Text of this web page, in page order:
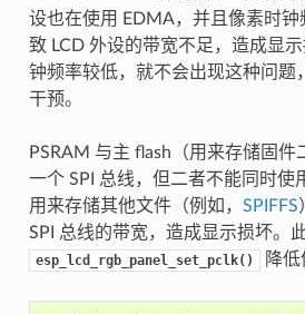
设也在使用 EDMA，并且像素时
致 LCD 外设的带宽不足，造成显
钟频率较低，就不会出现这种问题
干预。
PSRAM 与主 flash（用来存储固件
一个 SPI 总线，但二者不能同时使
用来存储其他文件（例如， SPIFFS
SPI 总线的带宽，造成显示损坏。
esp_lcd_rgb_panel_set_pclk() 降低